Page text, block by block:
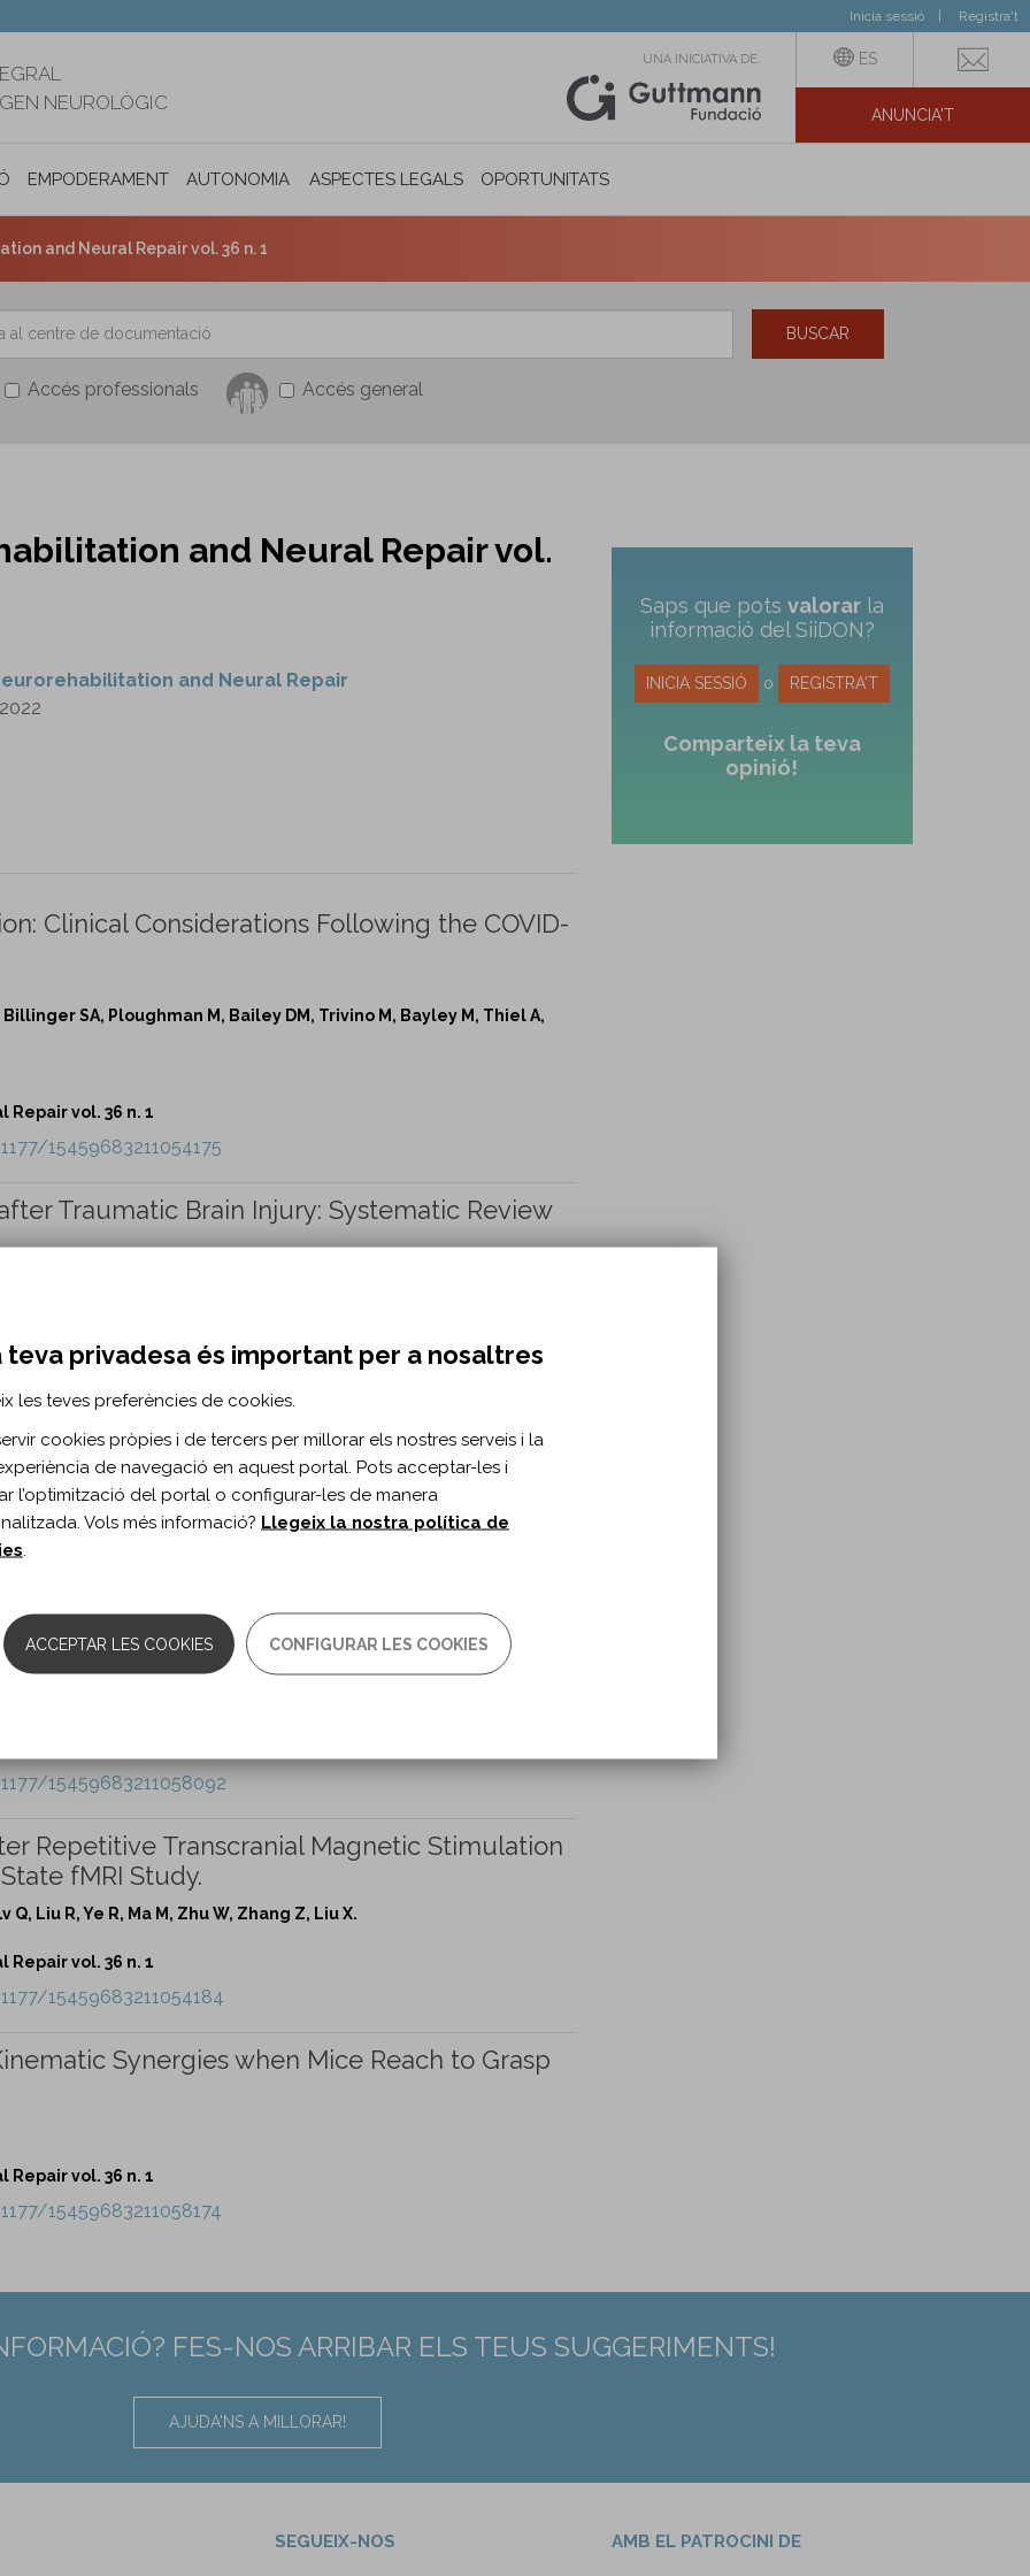
Inicia sessió Registra't
NEUROLÒGIC
UNA INICIATIVA DE: ES
ANUNCIA'T
EMPODERAMENT AUTONOMIA PERSONAL I INCLUSIÓ SOCIAL
ASPECTES LEGALS OPORTUNITATS
and Neural Repair vol. 36 n. 1
Accés professionals Accés general
BUSCAR
and Neural Repair vol.
and Neural Repair
2022
Clinical Considerations Following the COVID-
SA, Ploughman M, Bailey DM, Trivino M, Bayley M, Thiel A,
vol. 36 n. 1
15459683211054175
Traumatic Brain Injury: Systematic Review
Gutierrez M.
vol. 36 n. 1
15459683211056662
Improvement After Acute Subcortical
Volumes.
S, Xie C, Zeng J, Tang X.
vol. 36 n. 1
15459683211054178
Interlimb Coordination Test in Stroke.
vol. 36 n. 1
15459683211058092
Repetitive Transcranial Magnetic Stimulation
fMRI Study.
Q, Liu R, Ye R, Ma M, Zhu W, Zhang Z, Liu X.
vol. 36 n. 1
15459683211054184
Synergies when Mice Reach to Grasp
vol. 36 n. 1
15459683211058174
Saps que pots valorarla
informació del SiiDON?
INICIA SESSIÓ o REGISTRA'T
Comparteix la teva
opinió!
FES-NOS ARRIBAR ELS TEUS SUGGERIMENTS!
AJUDA'NS A MILLORAR!
SEGUEIX-NOS AMB EL PATROCINI DE
teva privadesa és important per a nosaltres
les teves preferències de cookies.
cookies pròpies i de tercers per millorar els nostres serveis i la
de navegació en aquest portal. Pots acceptar-les i
l’optimització del portal o configurar-les de manera
Vols més informació? Llegeix la nostra política de
ACCEPTAR LES COOKIES CONFIGURAR LES COOKIES